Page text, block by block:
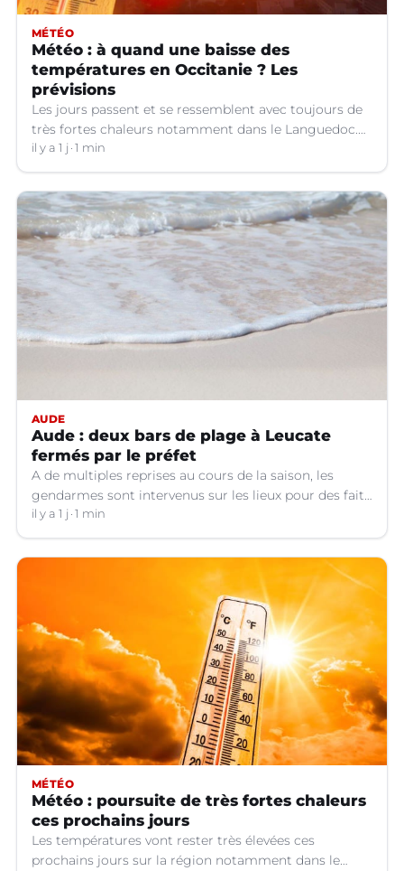
MÉTÉO
Météo : à quand une baisse des
températures en Occitanie ? Les
prévisions
Les jours passent et se ressemblent avec toujours de
très fortes chaleurs notamment dans le Languedoc.
Jusqu’à quand ?
il y a 1 j 1 min
AUDE
Aude : deux bars de plage à Leucate
fermés par le préfet
A de multiples reprises au cours de la saison, les
gendarmes sont intervenus sur les lieux pour des faits
de violences, de consommation d'alcool, de rixes, de
tapage, de stationnement...
il y a 1 j 1 min
MÉTÉO
Météo : poursuite de très fortes chaleurs
ces prochains jours
Les températures vont rester très élevées ces
prochains jours sur la région notamment dans le